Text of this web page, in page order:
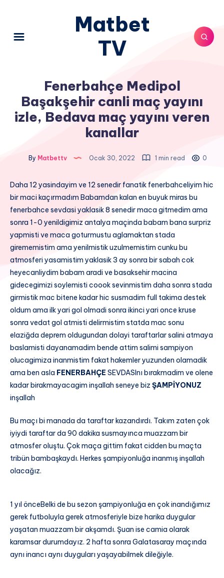
Matbet
TV
Fenerbahçe Medipol
Başakşehir canli maç yayını
izle, Bedava maç yayını veren
kanallar
By Matbettv Ocak 30, 2022 1 min read 0
Daha 12 yasindayim ve 12 senedir fanatik fenerbahceliyim hic
bir maci kaçırmadım Babamdan kalan en buyuk miras bu
fenerbahce sevdasi yaklasik 8 senedir maca gitmedim ama
sonra 1-0 yenildigimiz antalya maçinda babam bana surpriz
yapmisti ve maca goturmustu aglamaktan stada
girememistim ama yenilmistik uzulmemistim cunku bu
atmosferi yasamistim yaklasik 3 ay sonra bir sabah cok
heyecanliydim babam aradi ve basaksehir macina
gidecegimizi soylemisti coook sevinmistim daha sonra stada
girmistik mac bitene kadar hic susmadim full takima destek
oldum ama ilk yari gol olmadi sonra ikinci yari once kruse
sonra vedat gol atmisti delirmistim statda mac sonu
elaziğda deprem oldugundan dolayi taraftarlar salini atmaya
baslamisti dayanamadim bende attim salimi sampiyon
olucagimiza inanmistim fakat hakemler yuzunden olamadik
ama ben asla FENERBAHÇE SEVDASInı bırakmadim ve olene
kadar birakmayacagim inşallah seneye biz ŞAMPİYONUZ
inşallah
Bu maçı bi manada da taraftar kazandırdı. Takım zaten çok
iyiydi taraftar da 90 dakika susmayınca muazzam bir
atmosfer oluştu. Çok maça gittim fakat cidden bu maçta
tribün bambaşkaydı. Herkes şampiyonluğa inanmış inşallah
olacağız.
1 yıl önceBelki de bu sezon şampiyonluğa en çok inandığımız
gerek futboluyla gerek atmosferiyle bize harika duygular
yaşatan muazzam bir akşamdı. Şuan ise camia olarak
karamsar durumdayız. 2 hafta sonra Galatasaray maçında
aynı inancı aynı duyguları yaşayabilmek dileğiyle.